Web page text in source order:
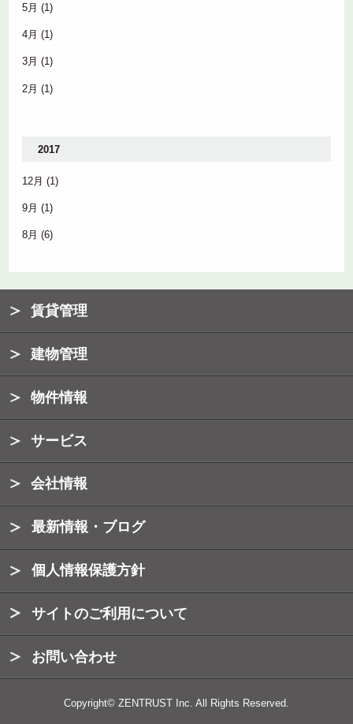
5月 (1)
4月 (1)
3月 (1)
2月 (1)
2017
12月 (1)
9月 (1)
8月 (6)
賃貸管理
建物管理
物件情報
サービス
会社情報
最新情報・ブログ
個人情報保護方針
サイトのご利用について
お問い合わせ
Copyright© ZENTRUST Inc. All Rights Reserved.